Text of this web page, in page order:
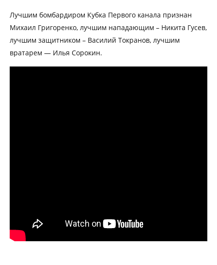
Лучшим бомбардиром Кубка Первого канала признан
Михаил Григоренко, лучшим нападающим – Никита Гусев,
лучшим защитником – Василий Токранов, лучшим
вратарем — Илья Сорокин.